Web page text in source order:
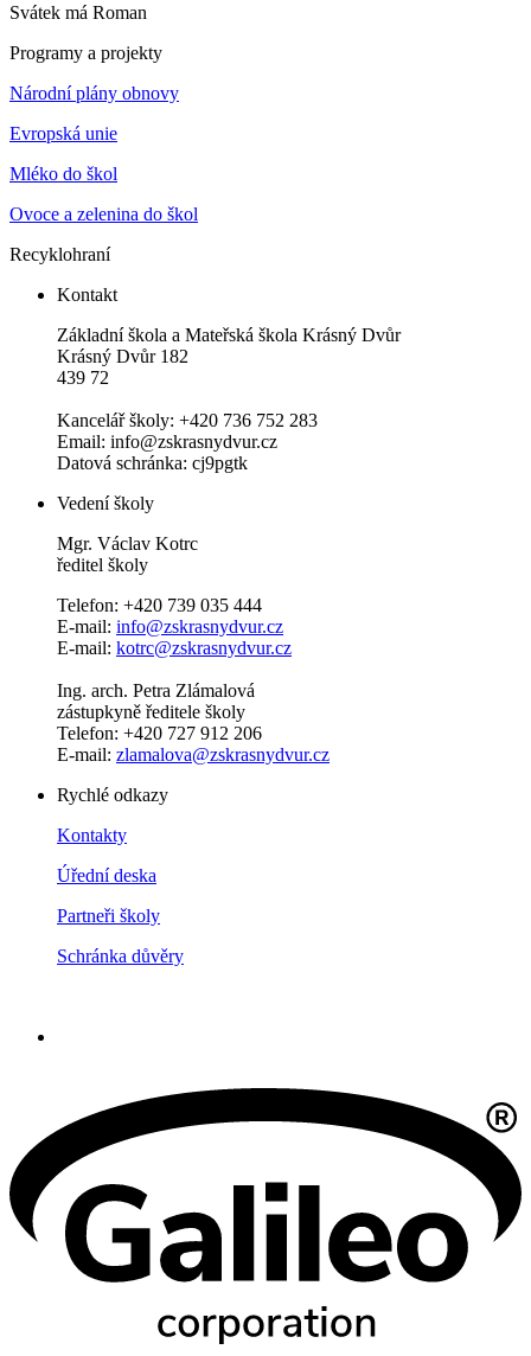
Svátek má Roman
Programy a projekty
Národní plány obnovy
Evropská unie
Mléko do škol
Ovoce a zelenina do škol
Recyklohraní
Kontakt
Základní škola a Mateřská škola Krásný Dvůr
Krásný Dvůr 182
439 72
Kancelář školy: +420 736 752 283
Email: info@zskrasnydvur.cz
Datová schránka: cj9pgtk
Vedení školy
Mgr. Václav Kotrc
ředitel školy
Telefon: +420 739 035 444
E-mail: info@zskrasnydvur.cz
E-mail: kotrc@zskrasnydvur.cz
Ing. arch. Petra Zlámalová
zástupkyně ředitele školy
Telefon: +420 727 912 206
E-mail: zlamalova@zskrasnydvur.cz
Rychlé odkazy
Kontakty
Úřední deska
Partneři školy
Schránka důvěry